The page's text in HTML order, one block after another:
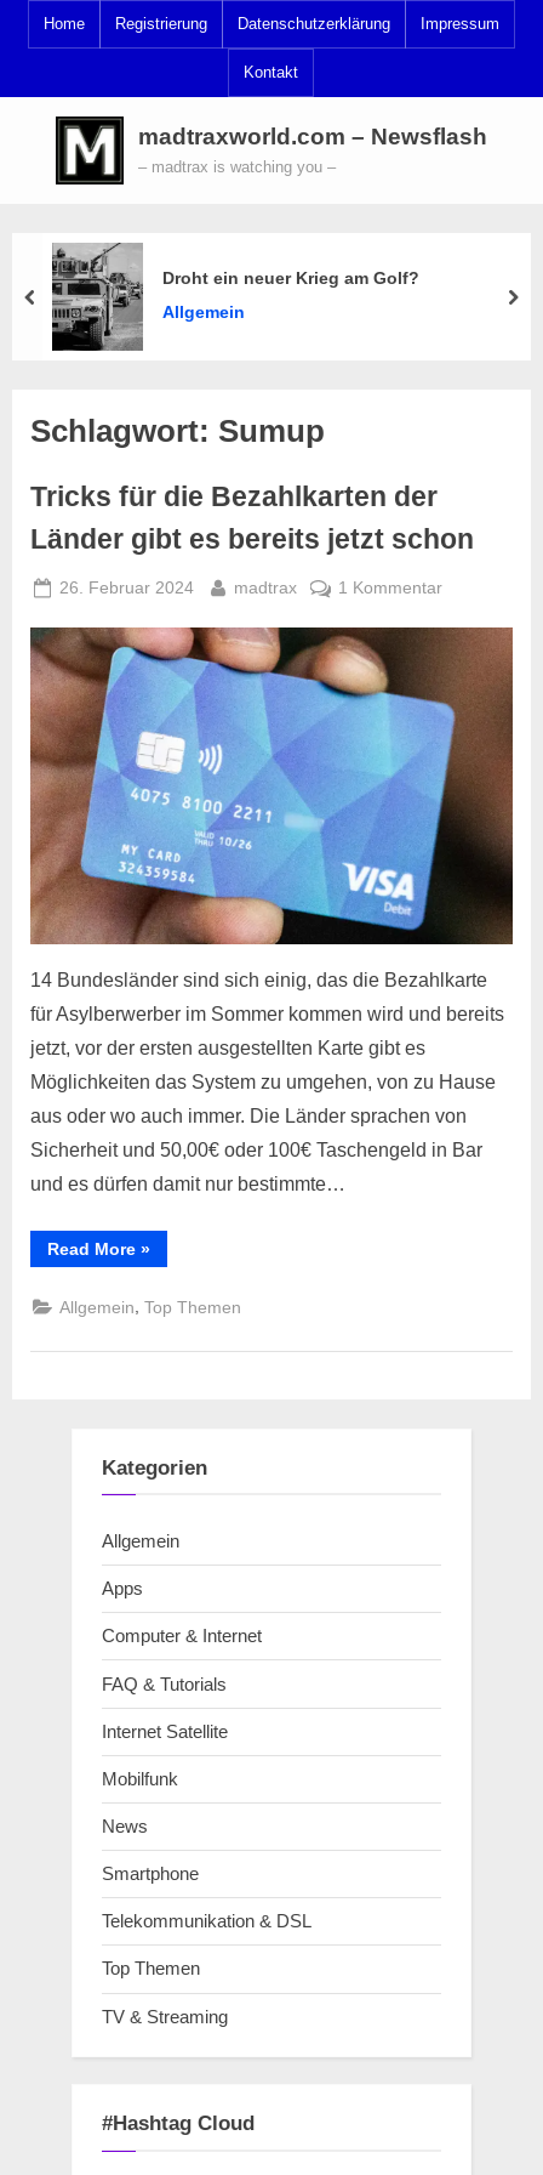
Home Registrierung Datenschutzerklärung Impressum
Kontakt
madtraxworld.com – Newsflash
– madtrax is watching you –
Droht ein neuer Krieg am Golf?
Allgemein
prev
Schlagwort: Sumup
Tricks für die Bezahlkarten der
Länder gibt es bereits jetzt schon
Posted
26. Februar 2024 By
madtrax 1 Kommentarzu
Bezahlkarten
der
Länder
gibt
es
bereits
14 Bundesländer sind sich einig, das die Bezahlkarte
für Asylberwerber im Sommer kommen wird und bereits
jetzt, vor der ersten ausgestellten Karte gibt es
Möglichkeiten das System zu umgehen, von zu Hause
aus oder wo auch immer. Die Länder sprachen von
Sicherheit und 50,00€ oder 100€ Taschengeld in Bar
und es dürfen damit nur bestimmte…
Read More“Tricks
für
Bezahlkarten
der
gibt
»
Allgemein ,Top Themen
Kategorien
Allgemein
Apps
Computer & Internet
FAQ & Tutorials
Internet Satellite
Mobilfunk
News
Smartphone
Telekommunikation & DSL
Top Themen
TV & Streaming
#Hashtag Cloud